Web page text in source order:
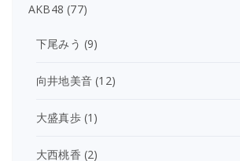
AKB48 (77)
下尾みう (9)
向井地美音 (12)
大盛真歩(1)
大西桃香 (2)